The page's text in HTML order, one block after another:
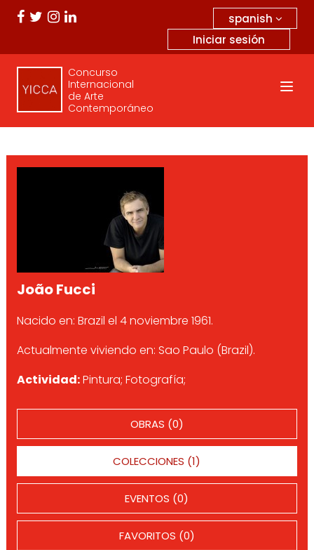
spanish
Iniciar sesión
Concurso
Internacional
de Arte
Contemporáneo
João Fucci
Nacido en: Brazil el 4 noviembre 1961.
Actualmente viviendo en: Sao Paulo (Brazil).
Actividad:Pintura; Fotografía;
OBRAS (0)
COLECCIONES (1)
EVENTOS (0)
FAVORITOS (0)